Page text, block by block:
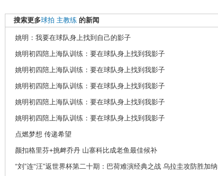
搜索更多球拍 主教练 的新闻
姚明：我要在球队身上找到自己的影子
姚明初四陪上海队训练：要在球队身上找到我影子
姚明初四陪上海队训练：要在球队身上找到我影子
姚明初四陪上海队训练：要在球队身上找到我影子
姚明初四陪上海队训练：要在球队身上找到我影子
姚明初四陪上海队训练：要在球队身上找到我影子
点燃梦想 传递希望
颜扣格里芬+挑衅乔丹 山寨科比成老鱼最佳候补
“刘”连“汪”返世界杯第二十期：巴荷难演经典之战 乌拉圭攻防胜加纳